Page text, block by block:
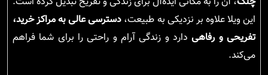
این ویلا علاوه بر نزدیکی به طبیعت، دسترسی عالی به مراکز خرید،
تفریحی و رفاهیدارد و زندگی آرام و راحتی را برای شما فراهم
می‌کند.